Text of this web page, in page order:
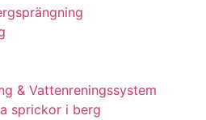
& Vattenreningssystem
sprickor i berg